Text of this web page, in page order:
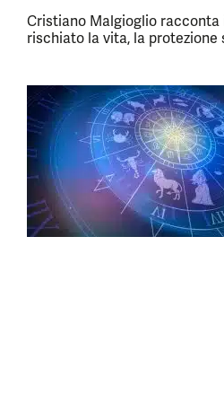
Cristiano Malgioglio racconta
rischiato la vita, la protezione